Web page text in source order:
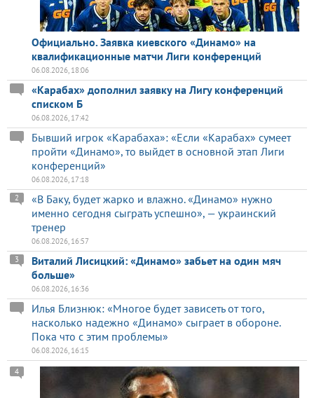
Официально. Заявка киевского «Динамо» на
квалификационные матчи Лиги конференций
06.08.2026, 18:06
«Карабах» дополнил заявку на Лигу конференций
списком Б
06.08.2026, 17:42
Бывший игрок «Карабаха»: «Если «Карабах» сумеет
пройти «Динамо», то выйдет в основной этап Лиги
конференций»
06.08.2026, 17:18
«В Баку, будет жарко и влажно. «Динамо» нужно
именно сегодня сыграть успешно», — украинский
тренер
2
06.08.2026, 16:57
Виталий Лисицкий: «Динамо» забьет на один мяч
больше»
3
06.08.2026, 16:36
Илья Близнюк: «Многое будет зависеть от того,
насколько надежно «Динамо» сыграет в обороне.
Пока что с этим проблемы»
06.08.2026, 16:15
4